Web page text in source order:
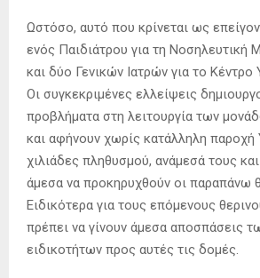
Ωστόσο, αυτό που κρίνεται ως
ενός Παιδιάτρου για τη Νοσηλευτική
και δύο Γενικών Ιατρών για το Κέντρο
Οι συγκεκριμένες ελλείψεις
προβλήματα στη λειτουργία των
και αφήνουν χωρίς κατάλληλη παροχή
χιλιάδες πληθυσμού, ανάμεσά τους
άμεσα να προκηρυχθούν οι παραπάνω
Ειδικότερα για τους επόμενους
πρέπει να γίνουν άμεσα αποσπάσεις
ειδικοτήτων προς αυτές τις δομές.